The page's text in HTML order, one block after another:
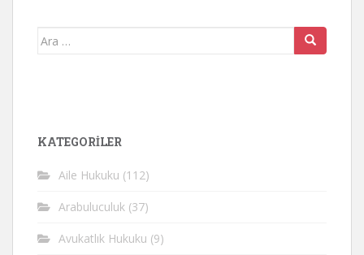
Arama
KATEGORİLER
Aile Hukuku (112)
Arabuluculuk (37)
Avukatlık Hukuku (9)